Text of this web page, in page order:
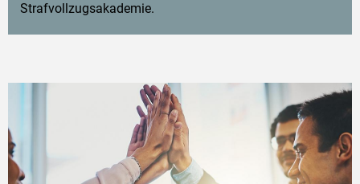
Strafvollzugsakademie.